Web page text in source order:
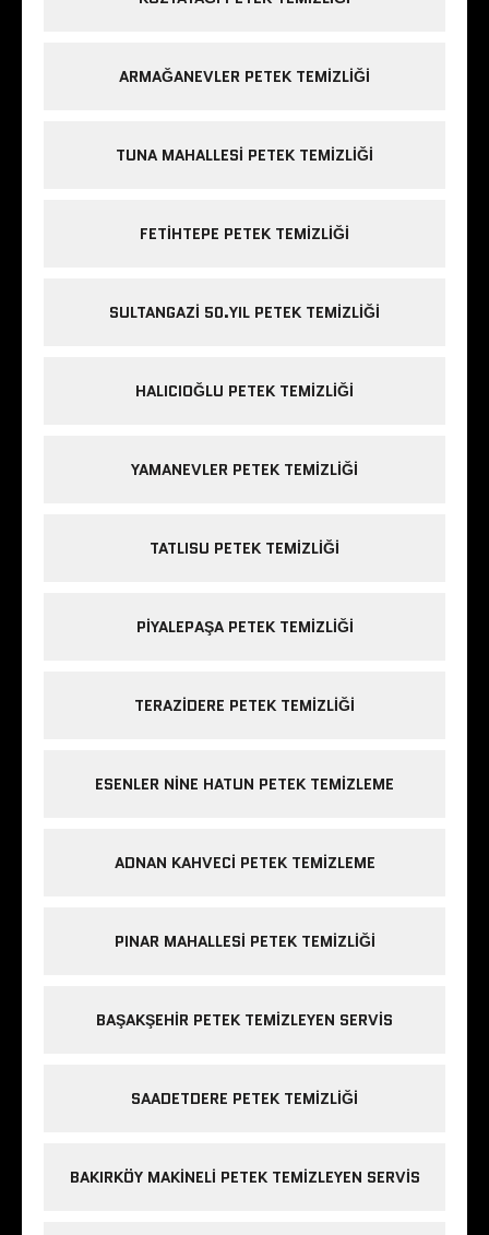
ARMAĞANEVLER PETEK TEMIZLIĞI
TUNA MAHALLESI PETEK TEMIZLIĞI
FETIHTEPE PETEK TEMIZLIĞI
SULTANGAZI 50.YIL PETEK TEMIZLIĞI
HALICIOĞLU PETEK TEMIZLIĞI
YAMANEVLER PETEK TEMIZLIĞI
TATLISU PETEK TEMIZLIĞI
PIYALEPAŞA PETEK TEMIZLIĞI
TERAZIDERE PETEK TEMIZLIĞI
ESENLER NINE HATUN PETEK TEMIZLEME
ADNAN KAHVECI PETEK TEMIZLEME
PINAR MAHALLESI PETEK TEMIZLIĞI
BAŞAKŞEHIR PETEK TEMIZLEYEN SERVIS
SAADETDERE PETEK TEMIZLIĞI
BAKIRKÖY MAKINELI PETEK TEMIZLEYEN SERVIS